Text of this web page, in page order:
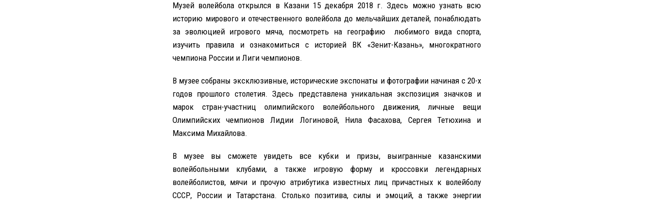
Музей волейбола открылся в Казани 15 декабря 2018 г. Здесь можно узнать всю
историю мирового и отечественного волейбола до мельчайших деталей, понаблюдать
за эволюцией игрового мяча, посмотреть на географию любимого вида спорта,
изучить правила и ознакомиться с историей ВК «Зенит-Казань», многократного
чемпиона России и Лиги чемпионов.
В музее собраны эксклюзивные, исторические экспонаты и фотографии начиная с 20-х
годов прошлого столетия. Здесь представлена уникальная экспозиция значков и
марок стран-участниц олимпийского волейбольного движения, личные вещи
Олимпийских чемпионов Лидии Логиновой, Нила Фасахова, Сергея Тетюхина и
Максима Михайлова.
В музее вы сможете увидеть все кубки и призы, выигранные казанскими
волейбольными клубами, а также игровую форму и кроссовки легендарных
волейболистов, мячи и прочую атрибутика известных лиц причастных к волейболу
СССР, России и Татарстана. Столько позитива, силы и эмоций, а также энергии